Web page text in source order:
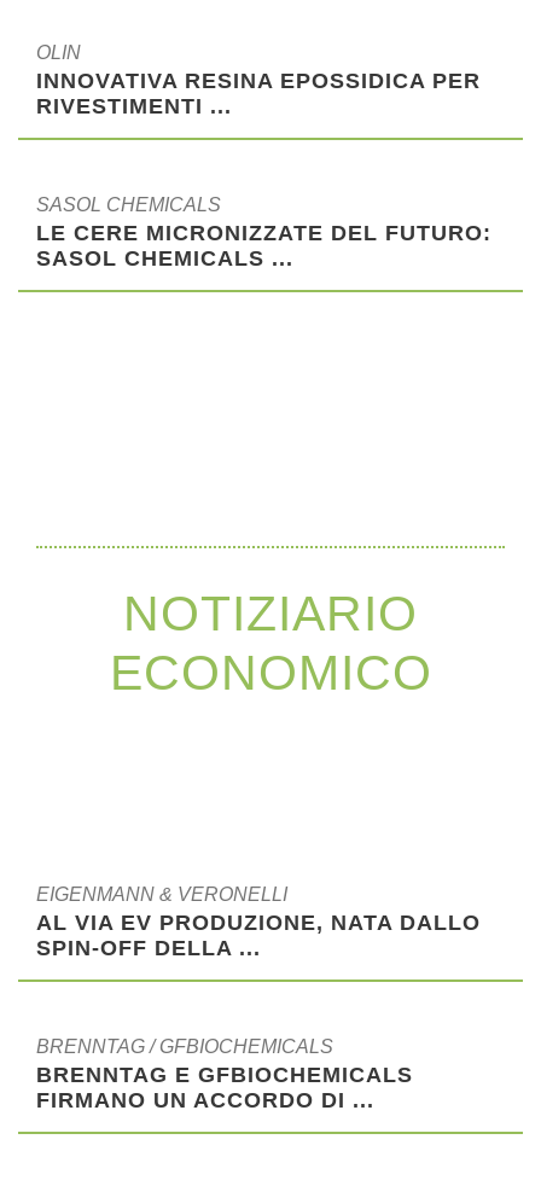
OLIN
INNOVATIVA RESINA EPOSSIDICA PER
RIVESTIMENTI ...
SASOL CHEMICALS
LE CERE MICRONIZZATE DEL FUTURO:
SASOL CHEMICALS ...
NOTIZIARIO
ECONOMICO
EIGENMANN & VERONELLI
AL VIA EV PRODUZIONE, NATA DALLO
SPIN-OFF DELLA ...
BRENNTAG / GFBIOCHEMICALS
BRENNTAG E GFBIOCHEMICALS
FIRMANO UN ACCORDO DI ...